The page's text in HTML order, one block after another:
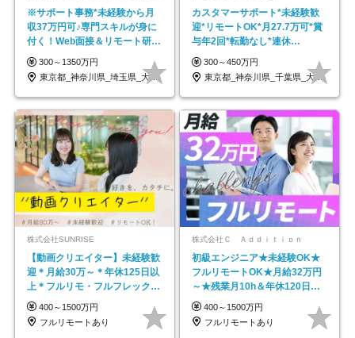
※サポート事務*未経験から月
収37万円可♪専門スキルが身に
付く！Web面接＆リモート研修
も充実♪/a
300～1350万円
東京都_神奈川県_埼玉県_大阪府_愛知県…
カスタマーサポート*未経験歓
迎*リモートOK*月27.7万可*賞
与年2回*転勤なし*連休
OK/ZE010232
300～450万円
東京都_神奈川県_千葉県_大阪府_愛知県…
株式会社SUNRISE
【動画クリエイター】未経験歓
迎＊月給30万～＊年休125日以
上＊フルリモ・フルフレックス
◆10名の採用が決定◆
400～1500万円
フルリモートあり
株式会社Ｃ Ａｄｄｉｔｉｏｎ
初級エンジニア★未経験OK★
フルリモートOK★月給32万円
～★残業月10h＆年休120日以
上★副業可
400～1500万円
フルリモートあり